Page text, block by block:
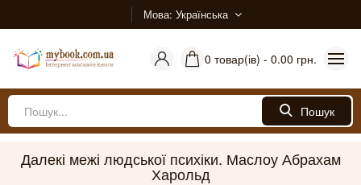
Мова Українська
0 товар(ів) - 0.00 грн.
Пошук
Далекі межі людської психіки. Маслоу Абрахам
Харольд